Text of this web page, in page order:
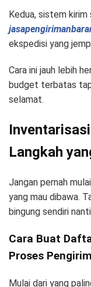
Kedua, sistem
ekspedisi yang
Cara ini jauh lebih
budget terbatas
selamat.
Langkah
Jangan pernah mulai
yang mau dibawa.
bingung sendiri
Cara Buat
Proses
Mulai dari yang